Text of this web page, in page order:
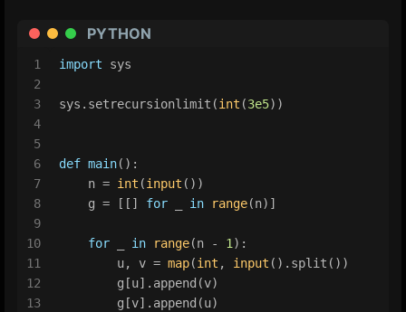
PYTHON
1
2
3
4
5
6
7
8
9
10
11
12
13
import sys
sys.setrecursionlimit(int (3e5))
def main():
    n =
int (input ())
    g = [[]
for in range(n)]
for in range(n - 1 ):
        u, v =
map(int , input ().split())
        g[u].append(v)
        g[v].append(u)